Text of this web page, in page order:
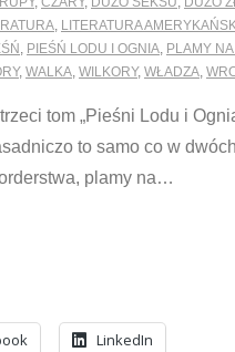
, LITERATURA
, PIEŚŃ LODU I OGNIA, PLAMY
, WALKA, WILKORY, WŁADZA,
tom „Pieśni Lodu i
to samo co w
plamy na…
LinkedIn